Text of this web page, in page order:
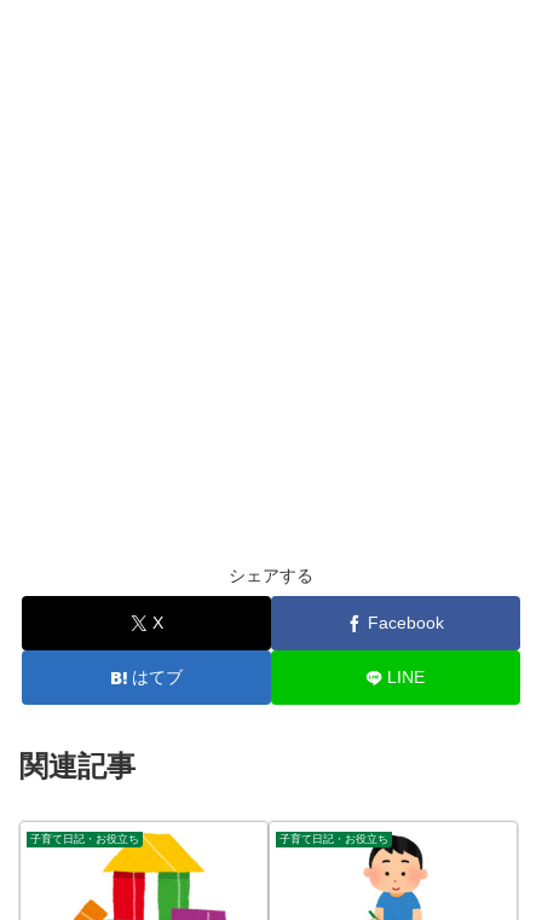
シェアする
X Facebook
はてブ LINE
関連記事
子育て日記・お役立ち 子育て日記・お役立ち